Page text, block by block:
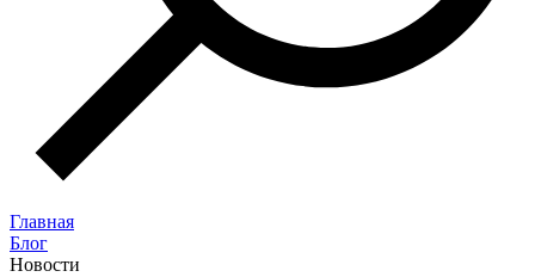
Главная
Блог
Новости